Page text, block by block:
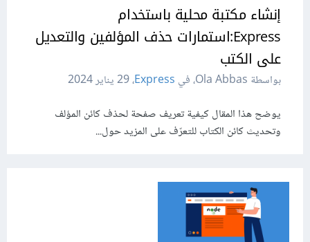
إنشاء مكتبة محلية باستخدام
Express:استمارات حذف المؤلفين والتعديل
على الكتب
بواسطة Ola Abbas، في Express،29 يناير 2024
يوضح هذا المقال كيفية تعريف صفحة لحذف كائن المؤلف
وتحديث كائن الكتاب للتعرّف على المزيد حول...